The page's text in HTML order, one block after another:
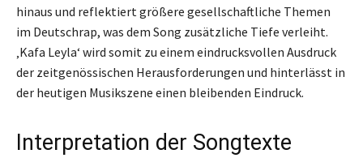
hinaus und reflektiert größere gesellschaftliche Themen
im Deutschrap, was dem Song zusätzliche Tiefe verleiht.
‚Kafa Leyla‘ wird somit zu einem eindrucksvollen Ausdruck
der zeitgenössischen Herausforderungen und hinterlässt in
der heutigen Musikszene einen bleibenden Eindruck.
Interpretation der Songtexte